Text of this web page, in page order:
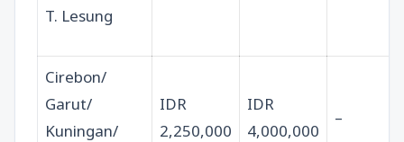
T. Lesung
Cirebon/
Garut/
Kuningan/
IDR
2,250,000
IDR
4,000,000
–